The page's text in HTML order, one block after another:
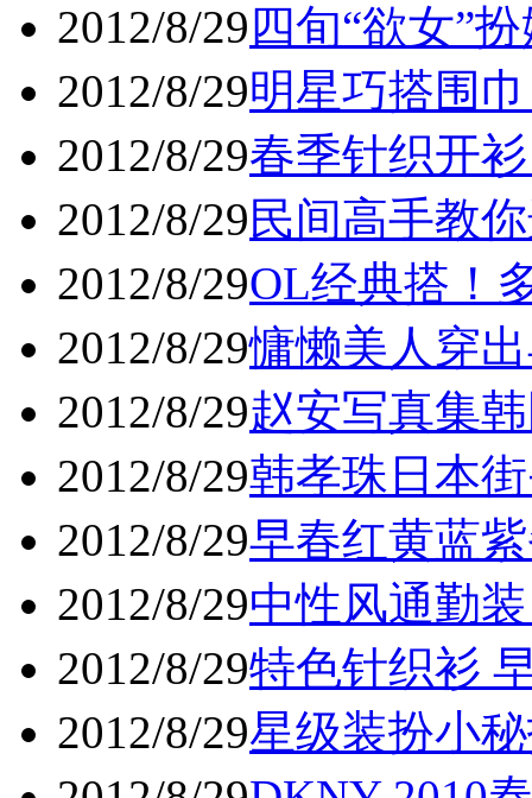
2012/8/29 四旬“欲女”
2012/8/29明星巧搭围
2012/8/29春季针织开
2012/8/29民间高手教
2012/8/29OL经典搭！
2012/8/29慵懒美人穿
2012/8/29赵安写真集
2012/8/29韩孝珠日本
2012/8/29早春红黄蓝
2012/8/29中性风通勤
2012/8/29特色针织衫
2012/8/29星级装扮小